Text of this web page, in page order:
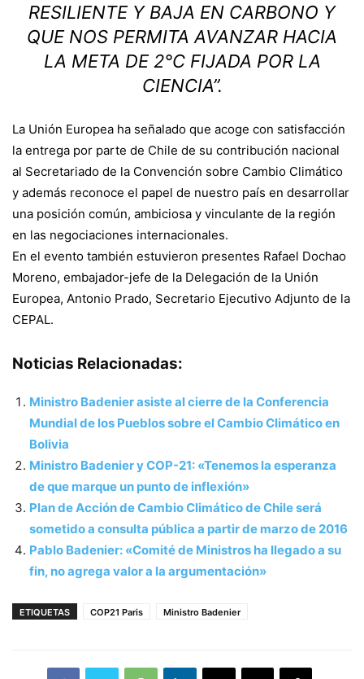
RESILIENTE Y BAJA EN CARBONO Y
QUE NOS PERMITA AVANZAR HACIA
LA META DE 2°C FIJADA POR LA
CIENCIA”.
La Unión Europea ha señalado que acoge con satisfacción
la entrega por parte de Chile de su contribución nacional
al Secretariado de la Convención sobre Cambio Climático
y además reconoce el papel de nuestro país en desarrollar
una posición común, ambiciosa y vinculante de la región
en las negociaciones internacionales.
En el evento también estuvieron presentes Rafael Dochao
Moreno, embajador-jefe de la Delegación de la Unión
Europea, Antonio Prado, Secretario Ejecutivo Adjunto de la
CEPAL.
Noticias Relacionadas:
Ministro Badenier asiste al cierre de la Conferencia
Mundial de los Pueblos sobre el Cambio Climático en
Bolivia
Ministro Badenier y COP-21: «Tenemos la esperanza
de que marque un punto de inflexión»
Plan de Acción de Cambio Climático de Chile será
sometido a consulta pública a partir de marzo de 2016
Pablo Badenier: «Comité de Ministros ha llegado a su
fin, no agrega valor a la argumentación»
ETIQUETAS COP21 Paris Ministro Badenier